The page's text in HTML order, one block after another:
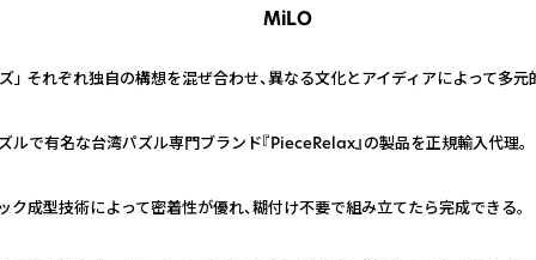
MiLO
」 それぞれ独自の構想を混ぜ合わせ、異なる文化とアイディアによって多
で有名な台湾パズル専門ブランド『PieceRelax』の製品を正規輸入代理。
成型技術によって密着性が優れ、糊付け不要で組み立てたら完成できる。